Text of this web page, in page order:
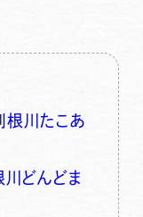
根川たこあ
川どんどま